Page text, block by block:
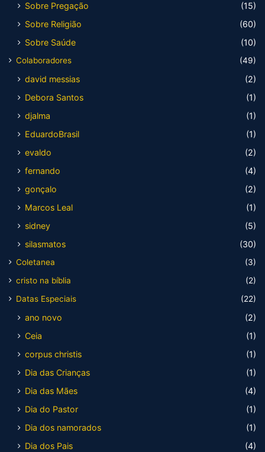
Sobre Pregação
(15)
Sobre Religião
(60)
Sobre Saúde
(10)
Colaboradores (49)
david messias
(2)
Debora Santos
(1)
djalma
(1)
EduardoBrasil
(1)
evaldo
(2)
fernando
(4)
gonçalo
(2)
Marcos Leal
(1)
sidney
(5)
silasmatos
(30)
Coletanea
(3)
cristo na bíblia
(2)
Datas Especiais
(22)
ano novo
(2)
Ceia
(1)
corpus christis
(1)
Dia das Crianças
(1)
Dia das Mães
(4)
Dia do Pastor
(1)
Dia dos namorados
(1)
Dia dos Pais
(4)